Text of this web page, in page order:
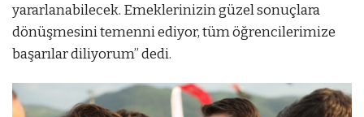
yararlanabilecek. Emeklerinizin güzel sonuçlara
dönüşmesini temenni ediyor, tüm öğrencilerimize
başarılar diliyorum” dedi.
mostbet azmostbet az